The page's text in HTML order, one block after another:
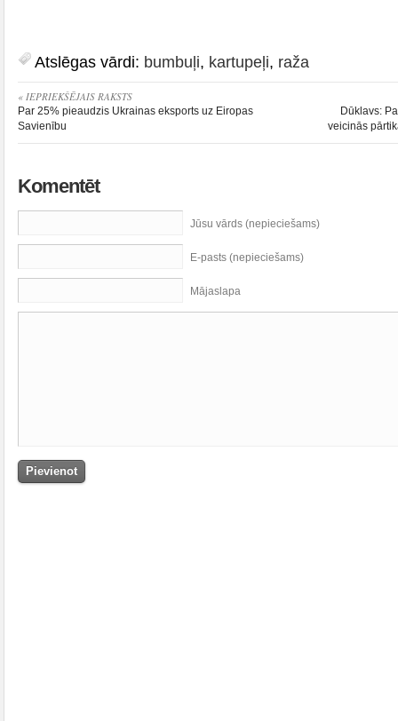
Atslēgas vārdi: bumbuļi, kartupeļi, raža
« IEPRIEKŠĒJAIS RAKSTS
Par 25% pieaudzis Ukrainas eksports uz Eiropas
Savienību
Dūklavs:
veicinās
Komentēt
Jūsu vārds (nepieciešams)
E-pasts (nepieciešams)
Mājaslapa